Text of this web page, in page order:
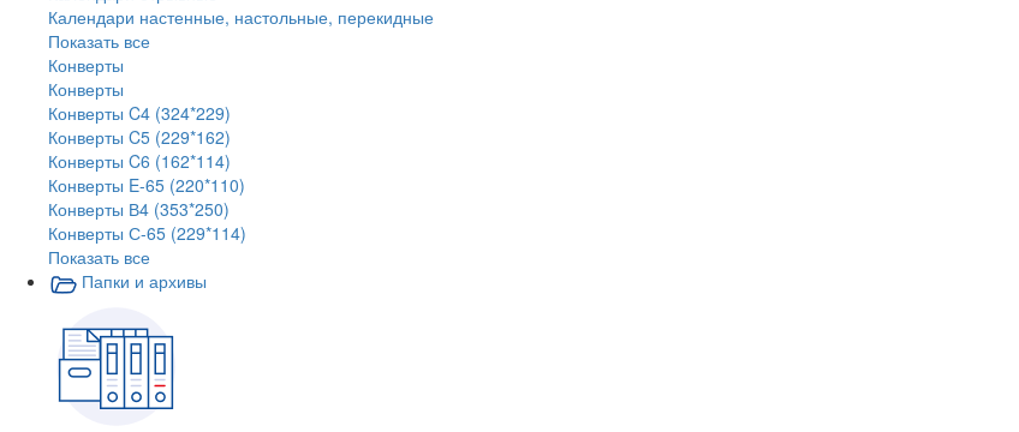
Календари настенные, настольные, перекидные
Показать все
Конверты
Конверты
Конверты C4 (324*229)
Конверты C5 (229*162)
Конверты C6 (162*114)
Конверты E-65 (220*110)
Конверты В4 (353*250)
Конверты С-65 (229*114)
Показать все
Папки и архивы